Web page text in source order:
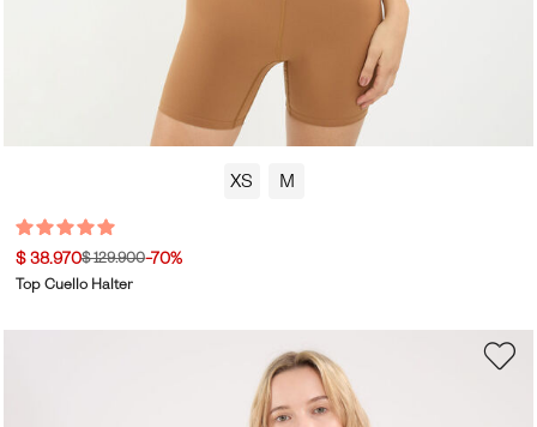
XS M
$ 38.970$ 129.900-70%
Top Cuello Halter